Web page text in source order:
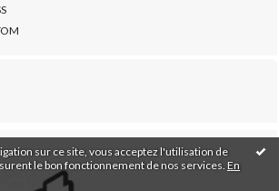
sur ce site, vous acceptez l'utilisation de
le bon fonctionnement de nos services. En